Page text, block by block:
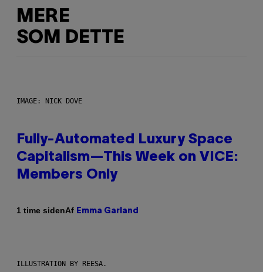
MERE
SOM DETTE
IMAGE: NICK DOVE
Fully-Automated Luxury Space
Capitalism—This Week on VICE:
Members Only
1 time sidenAf Emma Garland
ILLUSTRATION BY REESA.